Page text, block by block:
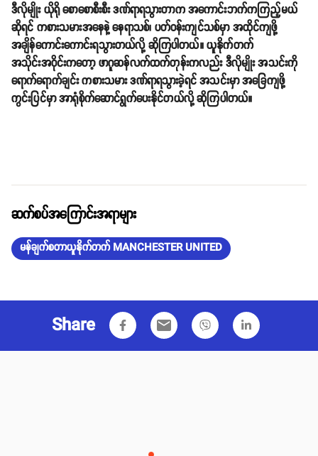
ဒီလိုမျိုး ယိုရို စောစောစီးစီး ဒဏ်ရာရသွားတာက အကောင်းဘက်ကကြည့်မယ်
ဆိုရင် ကစားသမားအနေနဲ့ နေရာသစ်၊ ပတ်ဝန်းကျင်သစ်မှာ အထိုင်ကျဖို့
အချိန်ကောင်းကောင်းရသွားတယ်လို့ ဆိုကြပါတယ်။ ယူနိုက်တက်
အသိုင်းအဝိုင်းကတော့ ဖာဂူဆန်လက်ထက်တုန်းကလည်း ဒီလိုမျိုး အသင်းကို
ရောက်ရောက်ချင်း ကစားသမား ဒဏ်ရာရသွားခဲ့ရင် အသင်းမှာ အခြေကျဖို့
ကွင်းပြင်မှာ အာရုံစိုက်ဆောင်ရွက်ပေးနိုင်တယ်လို့ ဆိုကြပါတယ်။
ဆက်စပ်အကြောင်းအရာများ
မန်ချက်စတာယူနိုက်တက် MANCHESTER UNITED
Share email